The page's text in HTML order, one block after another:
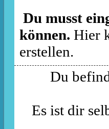
Du musst
können. Hier
erstellen.
Du
Es ist dir